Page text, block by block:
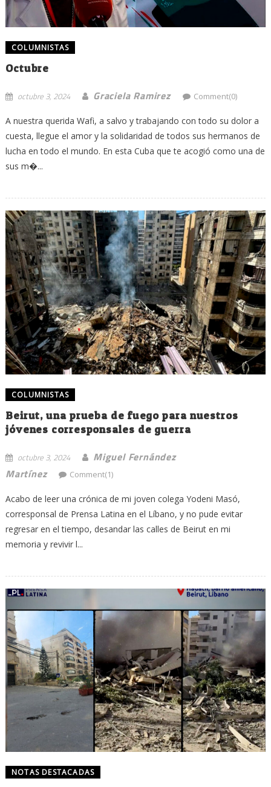
COLUMNISTAS
Octubre
octubre 3, 2024 Graciela Ramirez Comment(0)
A nuestra querida Wafi, a salvo y trabajando con todo su dolor a
cuesta, llegue el amor y la solidaridad de todos sus hermanos de
lucha en todo el mundo. En esta Cuba que te acogió como una de
sus m�...
COLUMNISTAS
Beirut, una prueba de fuego para nuestros
jóvenes corresponsales de guerra
octubre 3, 2024
Miguel Fernández
Martínez
Comment(1)
Acabo de leer una crónica de mi joven colega Yodeni Masó,
corresponsal de Prensa Latina en el Líbano, y no pude evitar
regresar en el tiempo, desandar las calles de Beirut en mi
memoria y revivir l...
NOTAS DESTACADAS